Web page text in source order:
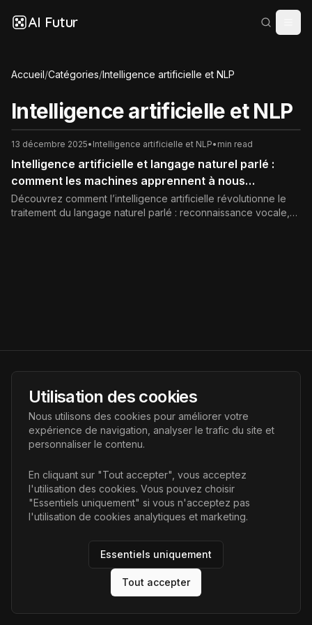
AI Futur
Accueil/Catégories/Intelligence artificielle et NLP
Intelligence artificielle et NLP
13 décembre 2025• Intelligence artificielle et NLP• min read
Intelligence artificielle et langage naturel parlé :
comment les machines apprennent à nous
comprendre
Découvrez comment l’intelligence artificielle révolutionne le
traitement du langage naturel parlé : reconnaissance vocale,
AI Futur
Portail de l'avenir de l'intelligence artificielle, vous aidant à
découvrir les dernières technologies IA.
Liens
Accueil
Articles
AI Futur. Tous droits réservés.
Utilisation des cookies
Nous utilisons des cookies pour améliorer votre
expérience de navigation, analyser le trafic du site et
personnaliser le contenu.
En cliquant sur "Tout accepter", vous acceptez
l'utilisation des cookies. Vous pouvez choisir
"Essentiels uniquement" si vous n'acceptez pas
l'utilisation de cookies analytiques et marketing.
Essentiels uniquement
Tout accepter